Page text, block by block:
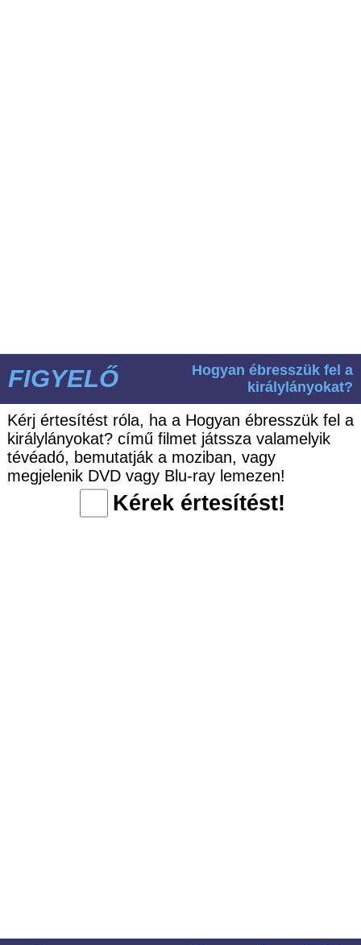
FIGYELŐ
Hogyan ébresszük fel a
királylányokat?
Kérj értesítést róla, ha a Hogyan ébresszük fel a
királylányokat? című filmet játssza valamelyik
tévéadó, bemutatják a moziban, vagy
megjelenik DVD vagy Blu-ray lemezen!
Kérek értesítést!